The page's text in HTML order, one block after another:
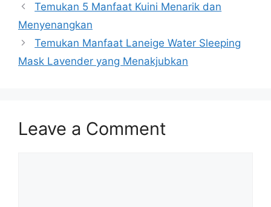
Temukan 5 Manfaat Kuini Menarik dan
Menyenangkan
Temukan Manfaat Laneige Water Sleeping
Mask Lavender yang Menakjubkan
Leave a Comment